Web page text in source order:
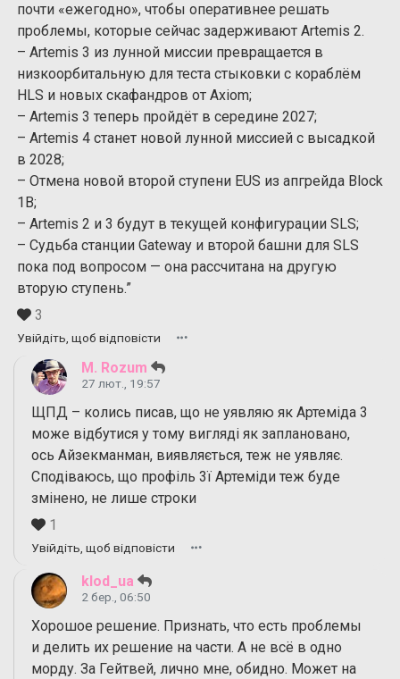
почти «ежегодно», чтобы оперативнее решать
проблемы, которые сейчас задерживают Artemis 2.
– Artemis 3 из лунной миссии превращается в
низкоорбитальную для теста стыковки с кораблём
HLS и новых скафандров от Axiom;
– Artemis 3 теперь пройдёт в середине 2027;
– Artemis 4 станет новой лунной миссией с высадкой
в 2028;
– Отмена новой второй ступени EUS из апгрейда Block
1B;
– Artemis 2 и 3 будут в текущей конфигурации SLS;
– Судьба станции Gateway и второй башни для SLS
пока под вопросом — она рассчитана на другую
вторую ступень.”
3
Увійдіть, щоб відповісти
M. Rozum
27 лют., 19:57
ЩПД – колись писав, що не уявляю як Артеміда 3
може відбутися у тому вигляді як заплановано,
ось Айзекманман, виявляється, теж не уявляє.
Сподіваюсь, що профіль 3ї Артеміди теж буде
змінено, не лише строки
1
Увійдіть, щоб відповісти
klod_ua
2 бер., 06:50
Хорошое решение. Признать, что есть проблемы
и делить их решение на части. А не всё в одно
морду. За Гейтвей, лично мне, обидно. Может на